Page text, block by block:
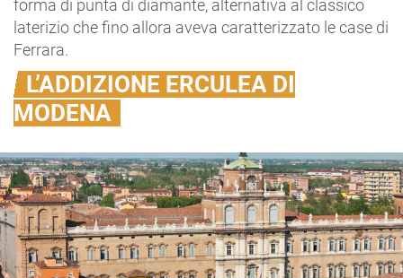
forma di punta di diamante, alternativa al classico
laterizio che fino allora aveva caratterizzato le case di
Ferrara.
L’ADDIZIONE ERCULEA DI
MODENA